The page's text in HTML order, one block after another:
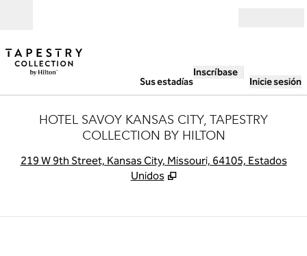
Sus estadías
Inscríbase
Inicie sesión
HOTEL SAVOY KANSAS CITY, TAPESTRY
COLLECTION BY HILTON
219 W 9th Street, Kansas City, Missouri, 64105, Estados
Unidos